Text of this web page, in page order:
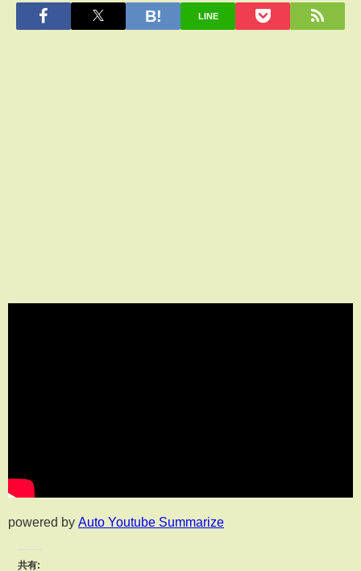
LINE
powered by Auto Youtube Summarize
共有: